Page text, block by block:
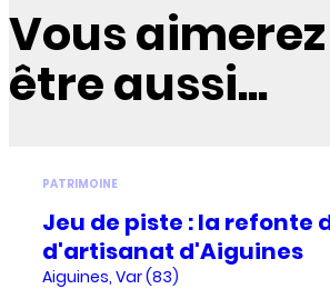
Vous
être aussi...
PATRIMOINE
Jeu de piste : la refonte
d'artisanat d'Aiguines
Aiguines, Var (83)